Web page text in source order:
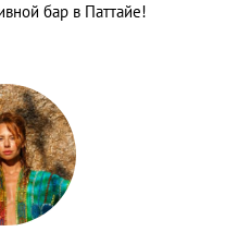
бар в Паттайе!